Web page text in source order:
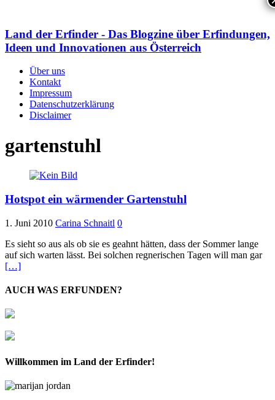
Land der Erfinder - Das Blogzine über Erfindungen,
Ideen und Innovationen aus Österreich
Über uns
Kontakt
Impressum
Datenschutzerklärung
Disclaimer
gartenstuhl
Hotspot ein wärmender Gartenstuhl
1. Juni 2010 Carina Schnaitl 0
Es sieht so aus als ob sie es geahnt hätten, dass der Sommer lange
auf sich warten lässt. Bei solchen regnerischen Tagen will man gar
[…]
AUCH WAS ERFUNDEN?
Willkommen im Land der Erfinder!